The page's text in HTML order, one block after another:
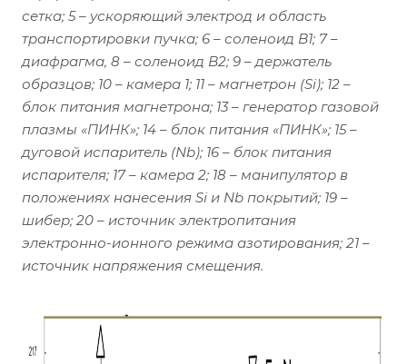
сетка; 5 – ускоряющий электрод и область
транспортировки пучка; 6 – соленоид B1; 7 –
диафрагма, 8 – соленоид B2; 9 – держатель
образцов; 10 – камера 1; 11 – магнетрон (Si); 12 –
блок питания магнетрона; 13 – генератор газовой
плазмы «ПИНК»; 14 – блок питания «ПИНК»; 15 –
дуговой испаритель (Nb); 16 – блок питания
испарителя; 17 – камера 2; 18 – манипулятор в
положениях нанесения Si и Nb покрытий; 19 –
шибер; 20 – источник электропитания
электронно-ионного режима азотирования; 21 –
источник напряжения смещения.